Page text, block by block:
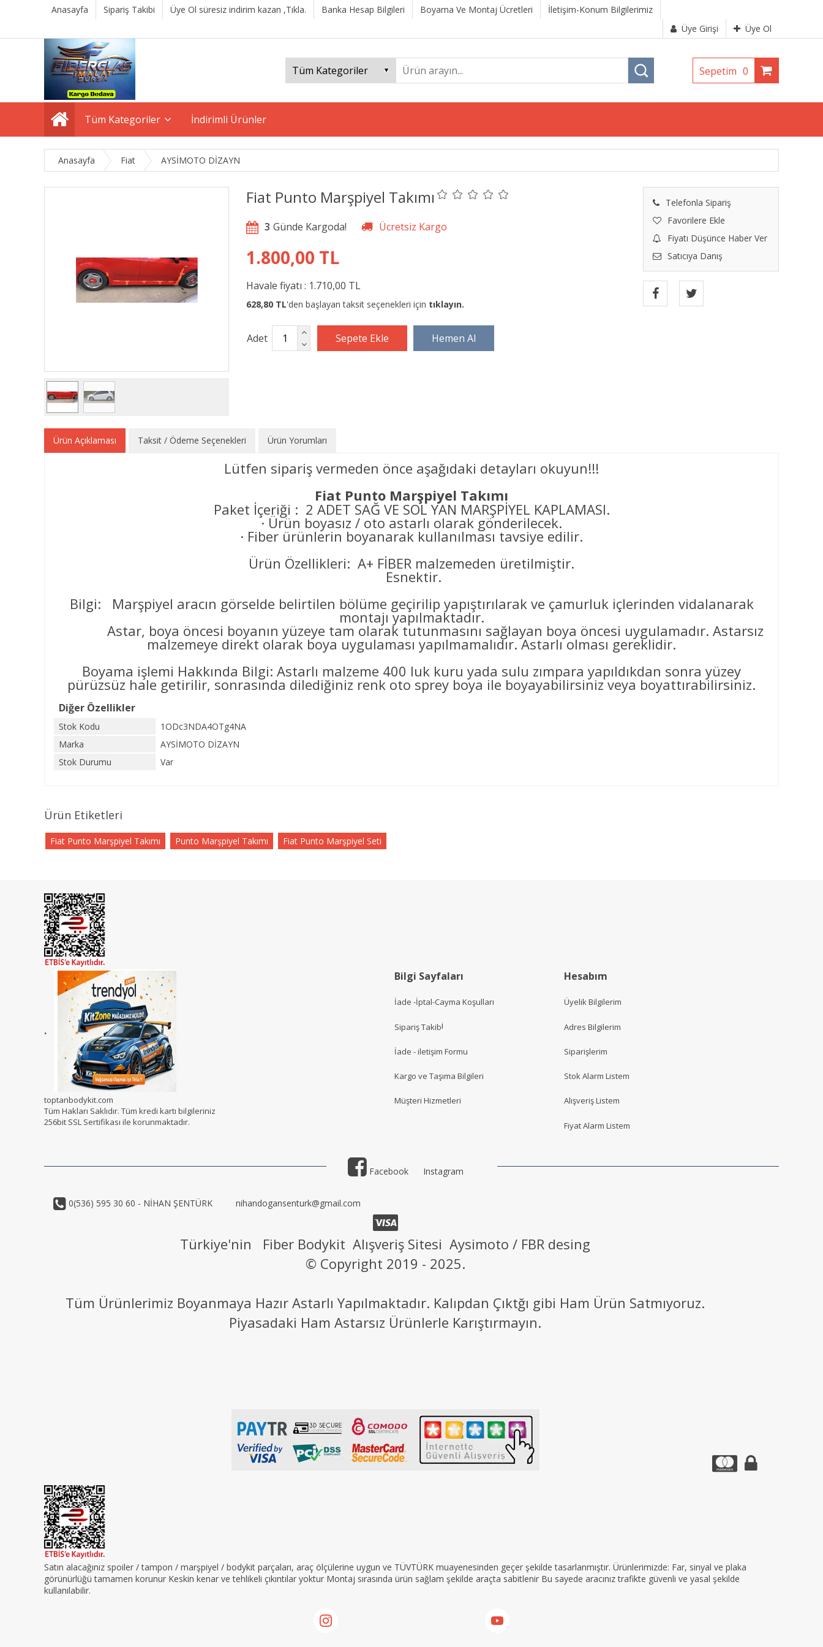
Anasayfa Sipariş Takibi Üye Ol süresiz indirim kazan ,Tıkla. Banka Hesap Bilgileri Boyama Ve Montaj Ücretleri
İletişim-Konum Bilgilerimiz
Üye Girişi
Üye Ol
Sepetim 0
Tüm Kategoriler İndirimli Ürünler
Anasayfa Fiat AYSİMOTO DİZAYN
Fiat Punto Marşpiyel Takımı
Telefonla Sipariş
Favorilere Ekle
Fiyatı Düşünce Haber Ver
Satıcıya Danış
3
1.800,00 TL
Havale fiyatı : 1.710,00 TL
628,80 TL'den başlayan taksit seçenekleri için tıklayın.
Adet
Ürün Açıklaması Taksit / Ödeme Seçenekleri Ürün Yorumları
Lütfen sipariş vermeden önce aşağıdaki detayları okuyun!!!
Fiat Punto Marşpiyel Takımı
Paket İçeriği : 2 ADET SAĞ VE SOL YAN MARŞPİYEL KAPLAMASI.
· Ürün boyasız / oto astarlı olarak gönderilecek.
· Fiber ürünlerin boyanarak kullanılması tavsiye edilir.
Ürün Özellikleri: A+ FİBER malzemeden üretilmiştir.
Esnektir.
Bilgi: Marşpiyel aracın görselde belirtilen bölüme geçirilip yapıştırılarak ve çamurluk içlerinden vidalanarak
montajı yapılmaktadır.
Astar, boya öncesi boyanın yüzeye tam olarak tutunmasını sağlayan boya öncesi uygulamadır. Astarsız
malzemeye direkt olarak boya uygulaması yapılmamalıdır. Astarlı olması gereklidir.
Boyama işlemi Hakkında Bilgi: Astarlı malzeme 400 luk kuru yada sulu zımpara yapıldıkdan sonra yüzey
pürüzsüz hale getirilir, sonrasında dilediğiniz renk oto sprey boya ile boyayabilirsiniz veya boyattırabilirsiniz.
Diğer Özellikler
Stok Kodu
1ODc3NDA4OTg4NA
Marka
AYSİMOTO DİZAYN
Stok Durumu
Var
Ürün Etiketleri
Fiat Punto Marşpiyel Takımı Punto Marşpiyel Takımı Fiat Punto Marşpiyel Seti
.
toptanbodykit.com
Tüm Hakları Saklıdır. Tüm kredi kartı bilgileriniz
256bit SSL Sertifikası ile korunmaktadır.
Bilgi Sayfaları
İade -İptal-Cayma Koşulları
Sipariş Takibi
İade - iletişim Formu
Kargo ve Taşıma Bilgileri
Müşteri Hizmetleri
Hesabım
Üyelik Bilgilerim
Adres Bilgilerim
Siparişlerim
Stok Alarm Listem
Alışveriş Listem
Fiyat Alarm Listem
Facebook Instagram
0(536) 595 30 60 - NİHAN ŞENTÜRK nihandogansenturk@gmail.com
Türkiye'nin Fiber Bodykit Alışveriş Sitesi Aysimoto / FBR desing
© Copyright 2019 - 2025.
Tüm Ürünlerimiz Boyanmaya Hazır Astarlı Yapılmaktadır. Kalıpdan Çıktğı gibi Ham Ürün Satmıyoruz.
Piyasadaki Ham Astarsız Ürünlerle Karıştırmayın.
Satın alacağınız spoiler / tampon / marşpiyel / bodykit parçaları, araç ölçülerine uygun ve TÜVTÜRK muayenesinden geçer şekilde tasarlanmıştır. Ürünlerimizde: Far, sinyal ve plaka
görünürlüğü tamamen korunur Keskin kenar ve tehlikeli çıkıntılar yoktur Montaj sırasında ürün sağlam şekilde araçta sabitlenir Bu sayede aracınız trafikte güvenli ve yasal şekilde
kullanılabilir.